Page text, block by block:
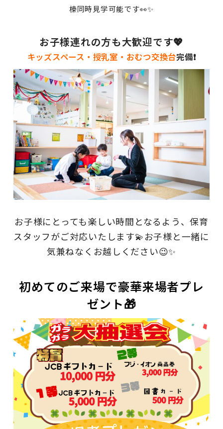
棟同時見学可能です👀✨
お子様連れの方も大歓迎です💖
キッズスペース・授乳室・おむつ交換台完備❗
お子様にとっても楽しい時間となるよう、保育
スタッフがご対応いたします💫お子様と一緒に
気兼ねなくお越しください😉✨
初めてのご来場で豪華来場者プレ
ゼント🎁